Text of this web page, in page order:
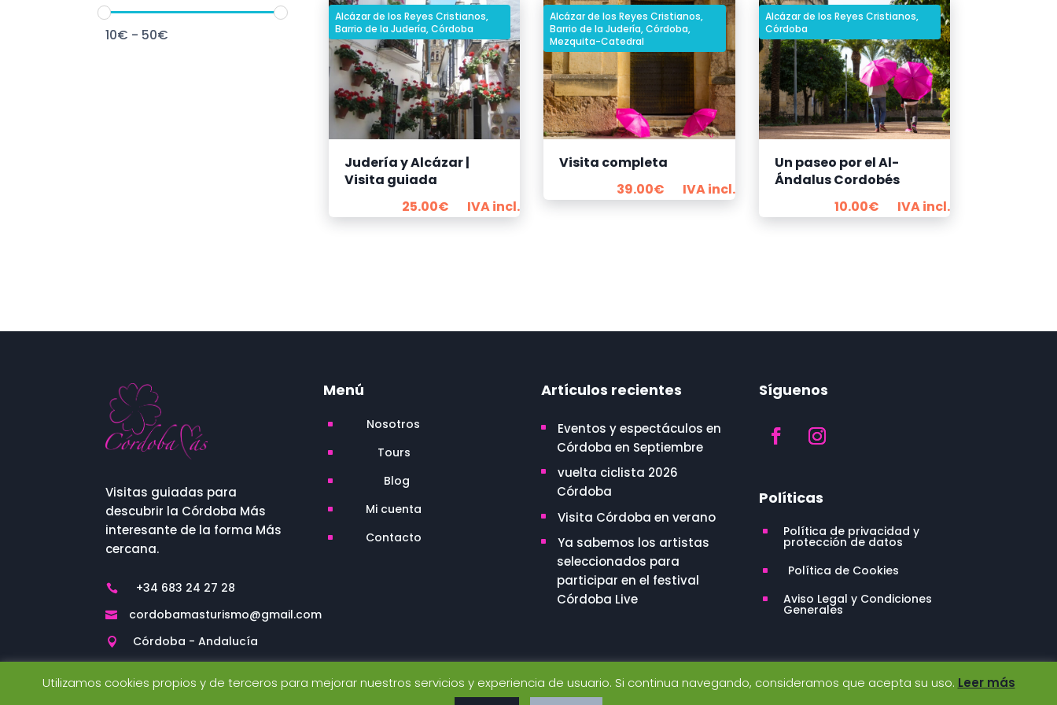
10€ - 50€
Alcázar de los Reyes Cristianos,
Barrio de la Judería,Córdoba
Judería y Alcázar |
Visita guiada
25.00€ IVA incl.
Alcázar de los Reyes Cristianos,
Barrio de la Judería,Córdoba,
Mezquita-Catedral
Visita completa
39.00€ IVA incl.
Alcázar de los Reyes Cristianos,
Córdoba
Un paseo por el Al-
Ándalus Cordobés
10.00€ IVA incl.
Visitas guiadas para
descubrir la Córdoba Más
interesante de la forma Más
cercana.
 +34 683 24 27 28
 cordobamasturismo@gmail.com
 Córdoba - Andalucía
Menú
^ Nosotros
^ Tours
^ Blog
^ Mi cuenta
^ Contacto
Artículos recientes
Eventos y espectáculos en
Córdoba en Septiembre
vuelta ciclista 2026
Córdoba
Visita Córdoba en verano
Ya sabemos los artistas
seleccionados para
participar en el festival
Córdoba Live
Síguenos
Políticas
^ Política de privacidad y
protección de datos
^ Política de Cookies
^ Aviso Legal y Condiciones
Generales
Utilizamos cookies propios y de terceros para mejorar nuestros servicios y experiencia de usuario. Si continua navegando, consideramos que acepta su uso. Leer más